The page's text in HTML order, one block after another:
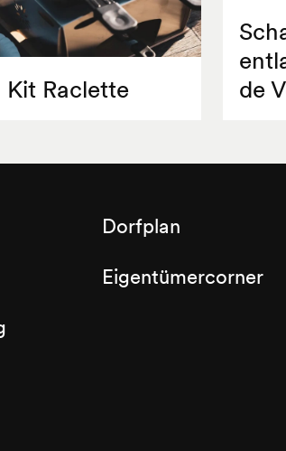
Kit Raclette
de
Dorfplan
Eigentümercorner